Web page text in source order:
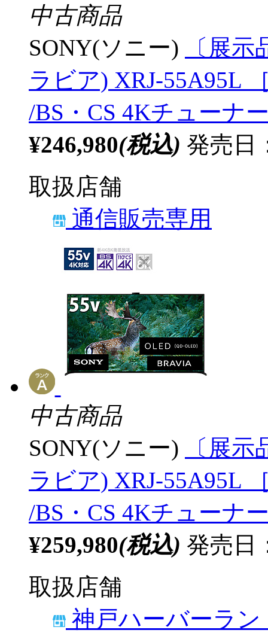
中古商品
SONY(ソニー)
〔展
ラビア) XRJ-55A95L
/BS・CS 4Kチューナ
¥246,980(税込) 発売日
取扱店舗
通信販売専用
中古商品
SONY(ソニー)
〔展
ラビア) XRJ-55A95L
/BS・CS 4Kチューナ
¥259,980(税込) 発売日
取扱店舗
神戸ハーバーラン